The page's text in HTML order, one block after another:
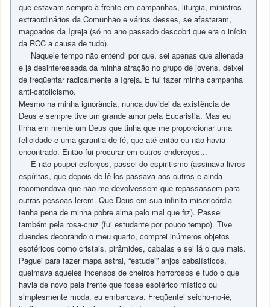
que estavam sempre à frente em campanhas, liturgia, ministros
extraordinários da Comunhão e vários desses, se afastaram,
magoados da Igreja (só no ano passado descobri que era o início
da RCC a causa de tudo).
Naquele tempo não entendi por que, sei apenas que alienada
e já desinteressada da minha atração no grupo de jovens, deixei
de freqüentar radicalmente a Igreja. E fui fazer minha campanha
anti-catolicismo.
Mesmo na minha ignorância, nunca duvidei da existência de
Deus e sempre tive um grande amor pela Eucaristia. Mas eu
tinha em mente um Deus que tinha que me proporcionar uma
felicidade e uma garantia de fé, que até então eu não havia
encontrado. Então fui procurar em outros endereços...
E não poupei esforços, passei do espiritismo (assinava livros
espíritas, que depois de lê-los passava aos outros e ainda
recomendava que não me devolvessem que repassassem para
outras pessoas lerem. Que Deus em sua infinita misericórdia
tenha pena de minha pobre alma pelo mal que fiz). Passei
também pela rosa-cruz (fui estudante por pouco tempo). Tive
duendes decorando o meu quarto, comprei inúmeros objetos
esotéricos como cristais, pirâmides, cabalas e sei lá o que mais.
Paguei para fazer mapa astral, “estudei” anjos cabalísticos,
queimava aqueles incensos de cheiros horrorosos e tudo o que
havia de novo pela frente que fosse esotérico místico ou
simplesmente moda, eu embarcava. Freqüentei seicho-no-iê,